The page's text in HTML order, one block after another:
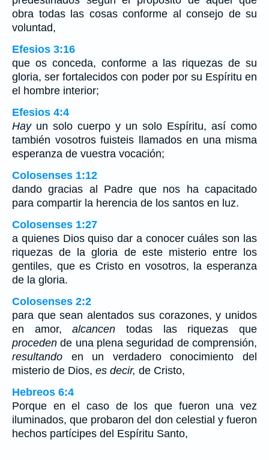
obra todas las cosas conforme al consejo de su
voluntad,
Efesios 3:16
que os conceda, conforme a las riquezas de su
gloria, ser fortalecidos con poder por su Espíritu en
el hombre interior;
Efesios 4:4
Hayun solo cuerpo y un solo Espíritu, así como
también vosotros fuisteis llamados en una misma
esperanza de vuestra vocación;
Colosenses 1:12
dando gracias al Padre que nos ha capacitado
para compartir la herencia de los santos en luz.
Colosenses 1:27
a quienes Dios quiso dar a conocer cuáles son las
riquezas de la gloria de este misterio entre los
gentiles, que es Cristo en vosotros, la esperanza
de la gloria.
Colosenses 2:2
para que sean alentados sus corazones, y unidos
en amor,alcancen todas las riquezas que
proceden de una plena seguridad de comprensión,
resultando en un verdadero conocimiento del
misterio de Dios, es decir, de Cristo,
Hebreos 6:4
Porque en el caso de los que fueron una vez
iluminados, que probaron del don celestial y fueron
hechos partícipes del Espíritu Santo,